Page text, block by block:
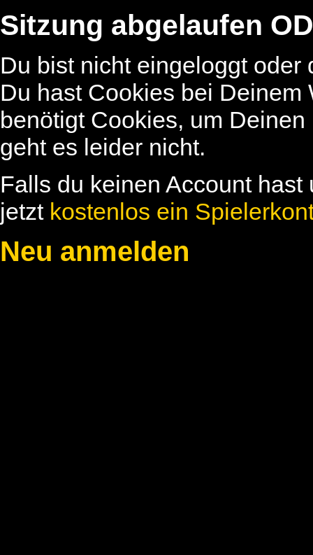
Sitzung abgelaufen
Du bist nicht eingeloggt
Du hast Cookies bei
benötigt Cookies, um
geht es leider nicht.
Falls du keinen Account
jetzt kostenlos ein
Neu anmelden